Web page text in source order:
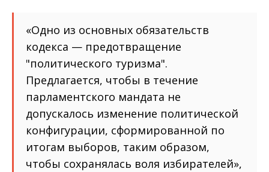
«Одно из основных обязательств
кодекса — предотвращение
"политического туризма".
Предлагается, чтобы в течение
парламентского мандата не
допускалось изменение политической
конфигурации, сформированной по
итогам выборов, таким образом,
чтобы сохранялась воля избирателей»,